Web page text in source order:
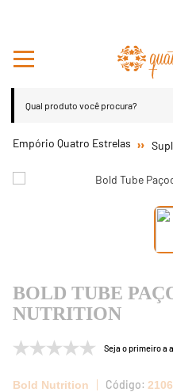
BOLD TUBE
NUTRITION
Seja o primeiro a
Bold Nutrition